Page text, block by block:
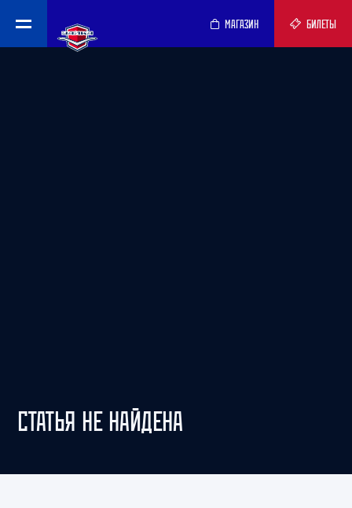
МАГАЗИН БИЛЕТЫ
СТАТЬЯ НЕ НАЙДЕНА